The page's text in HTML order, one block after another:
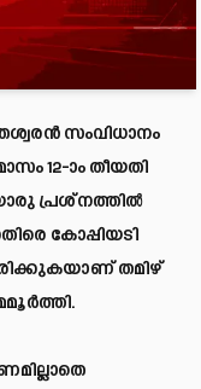
സംവിധാനം
12-ാം തീയതി
പ്രശ്നത്തിൽ
കോപ്പിയടി
തമിഴ്